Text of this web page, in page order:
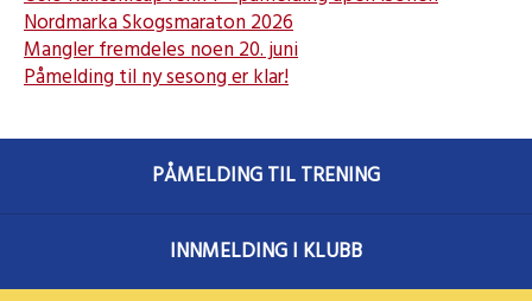
Nordmarka Skogsmaraton 2026
Mangler fremdeles noen 20. juni
Påmelding til ny sesong er klar!
PÅMELDING TIL TRENING
INNMELDING I KLUBB